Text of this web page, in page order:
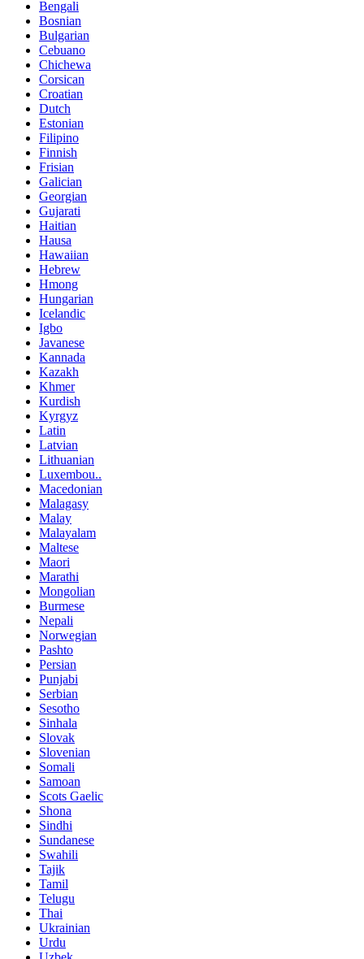
Bengali
Bosnian
Bulgarian
Cebuano
Chichewa
Corsican
Croatian
Dutch
Estonian
Filipino
Finnish
Frisian
Galician
Georgian
Gujarati
Haitian
Hausa
Hawaiian
Hebrew
Hmong
Hungarian
Icelandic
Igbo
Javanese
Kannada
Kazakh
Khmer
Kurdish
Kyrgyz
Latin
Latvian
Lithuanian
Luxembou..
Macedonian
Malagasy
Malay
Malayalam
Maltese
Maori
Marathi
Mongolian
Burmese
Nepali
Norwegian
Pashto
Persian
Punjabi
Serbian
Sesotho
Sinhala
Slovak
Slovenian
Somali
Samoan
Scots Gaelic
Shona
Sindhi
Sundanese
Swahili
Tajik
Tamil
Telugu
Thai
Ukrainian
Urdu